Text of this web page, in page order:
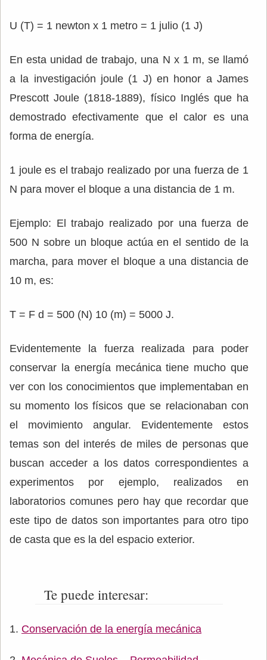
U (T) = 1 newton x 1 metro = 1 julio (1 J)
En esta unidad de trabajo, una N x 1 m, se llamó
a la investigación joule (1 J) en honor a James
Prescott Joule (1818-1889), físico Inglés que ha
demostrado efectivamente que el calor es una
forma de energía.
1 joule es el trabajo realizado por una fuerza de 1
N para mover el bloque a una distancia de 1 m.
Ejemplo: El trabajo realizado por una fuerza de
500 N sobre un bloque actúa en el sentido de la
marcha, para mover el bloque a una distancia de
10 m, es:
T = F d = 500 (N) 10 (m) = 5000 J.
Evidentemente la fuerza realizada para poder
conservar la energía mecánica tiene mucho que
ver con los conocimientos que implementaban en
su momento los físicos que se relacionaban con
el movimiento angular. Evidentemente estos
temas son del interés de miles de personas que
buscan acceder a los datos correspondientes a
experimentos por ejemplo, realizados en
laboratorios comunes pero hay que recordar que
este tipo de datos son importantes para otro tipo
de casta que es la del espacio exterior.
Te puede interesar:
Conservación de la energía mecánica